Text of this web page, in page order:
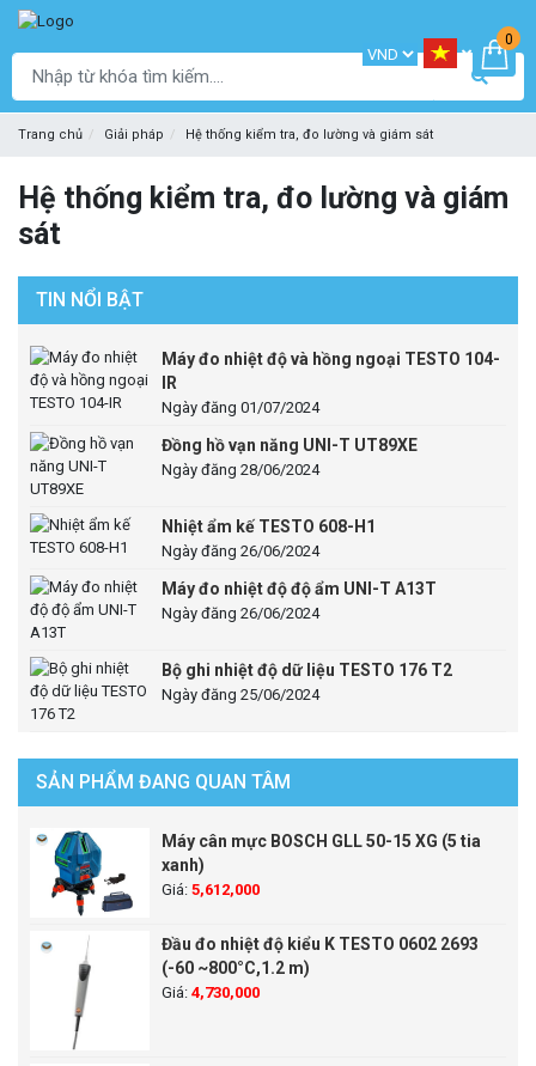
0
Trang chủ Giải pháp Hệ thống kiểm tra, đo lường và giám sát
Hệ thống kiểm tra, đo lường và giám
sát
TIN NỔI BẬT
Máy đo nhiệt độ và hồng ngoại TESTO 104-
IR
Ngày đăng 01/07/2024
Đồng hồ vạn năng UNI-T UT89XE
Ngày đăng 28/06/2024
Nhiệt ẩm kế TESTO 608-H1
Ngày đăng 26/06/2024
Máy đo nhiệt độ độ ẩm UNI-T A13T
Ngày đăng 26/06/2024
Bộ ghi nhiệt độ dữ liệu TESTO 176 T2
Ngày đăng 25/06/2024
SẢN PHẨM ĐANG QUAN TÂM
Máy cân mực BOSCH GLL 50-15 XG (5 tia
xanh)
Giá: 5,612,000
Đầu đo nhiệt độ kiểu K TESTO 0602 2693
(-60 ~800°C,1.2 m)
Giá: 4,730,000